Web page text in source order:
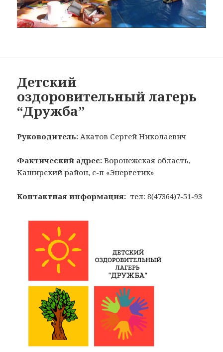
Детский
оздоровительный лагерь
“Дружба”
Руководитель: Акатов Сергей Николаевич
Фактический адрес: Воронежская область,
Каширский район, с-п «Энергетик»
Контактная информация: тел: 8(47364)7-51-93